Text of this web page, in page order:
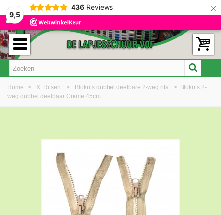
9,5
436 Reviews ×
Home > X: Ritsen > Blokrits dubbel deelbare 2-weg rits > Blokrits 2-
weg dubbel deelbaar Creme 45cm.